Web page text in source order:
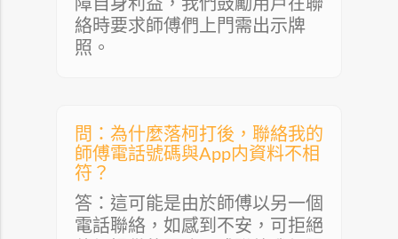
障自身利益，我們鼓勵用戶在聯
絡時要求師傅們上門需出示牌
照。
問：為什麼落柯打後，聯絡我的
師傅電話號碼與App内資料不相
符？
答：這可能是由於師傅以另一個
電話聯絡，如感到不安，可拒絕